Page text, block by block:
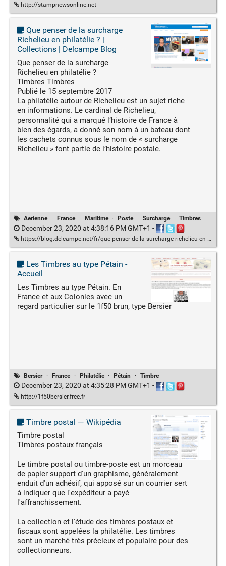
http://stampnewsonline.net
Que penser de la surcharge
Richelieu en philatélie ? |
Collections | Delcampe Blog
Que penser de la surcharge
Richelieu en philatélie ?
Timbres Timbres
Publié le 15 septembre 2017
La philatélie autour de Richelieu est un sujet riche
en informations. Le cardinal de Richelieu,
personnalité qui a marqué l’histoire de France à
bien des égards, a donné son nom à un bateau dont
les cachets connus sous le nom de « surcharge
Richelieu » font partie de l’histoire postale.
Aerienne · France · Maritime · Poste · Surcharge · Timbres
December 23, 2020 at 4:38:16 PM GMT+1 -
https://blog.delcampe.net/fr/que-penser-de-la-surcharge-richelieu-en-philatelie/?fbclid=IwAR3yYqSgGdgmQ7NaHA0-Zdp18hndVK-rMg0XgQvQ2Rz0CmUXEtQj1UUMPps
Les Timbres au type Pétain -
Accueil
Les Timbres au type Pétain. En
France et aux Colonies avec un
regard particulier sur le 1f50 brun, type Bersier
Bersier · France · Philatélie · Pétain · Timbre
December 23, 2020 at 4:35:28 PM GMT+1 -
http://1f50bersier.free.fr
Timbre postal — Wikipédia
Timbre postal
Timbres postaux français
Le timbre postal ou timbre-poste est un morceau
de papier support d'un graphisme, généralement
enduit d'un adhésif, qui apposé sur un courrier sert
à indiquer que l'expéditeur a payé
l'affranchissement.
La collection et l'étude des timbres postaux et
fiscaux sont appelées la philatélie. Les timbres
sont un marché très précieux et populaire pour des
collectionneurs.